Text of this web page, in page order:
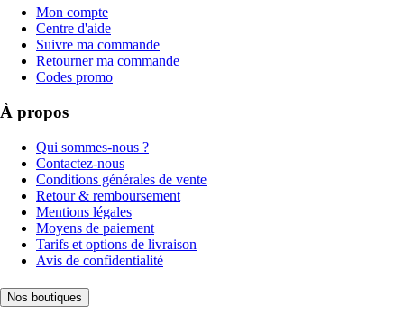
Mon compte
Centre d'aide
Suivre ma commande
Retourner ma commande
Codes promo
À propos
Qui sommes-nous ?
Contactez-nous
Conditions générales de vente
Retour & remboursement
Mentions légales
Moyens de paiement
Tarifs et options de livraison
Avis de confidentialité
Nos boutiques